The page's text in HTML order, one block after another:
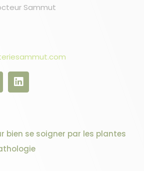
Sammut
bien se soigner par les plantes